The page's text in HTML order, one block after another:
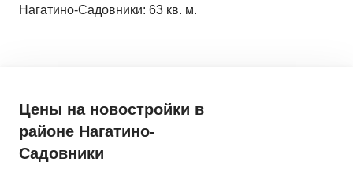
Нагатино-Садовники: 63 кв. м.
Цены на новостройки в
районе Нагатино-
Садовники